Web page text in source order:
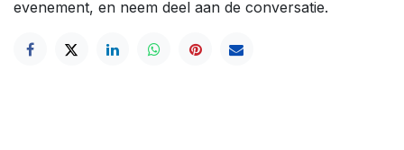
evenement, en neem deel aan de conversatie.